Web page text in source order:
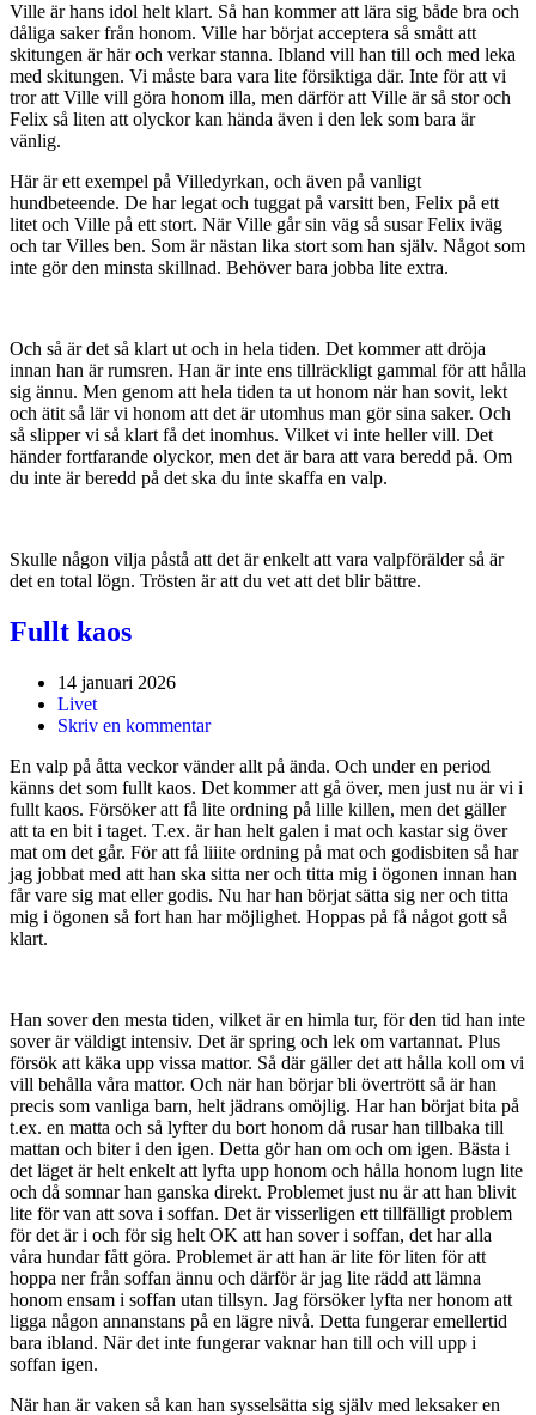
Ville är hans idol helt klart. Så han kommer att lära sig både bra och
dåliga saker från honom. Ville har börjat acceptera så smått att
skitungen är här och verkar stanna. Ibland vill han till och med leka
med skitungen. Vi måste bara vara lite försiktiga där. Inte för att vi
tror att Ville vill göra honom illa, men därför att Ville är så stor och
Felix så liten att olyckor kan hända även i den lek som bara är
vänlig.
Här är ett exempel på Villedyrkan, och även på vanligt
hundbeteende. De har legat och tuggat på varsitt ben, Felix på ett
litet och Ville på ett stort. När Ville går sin väg så susar Felix iväg
och tar Villes ben. Som är nästan lika stort som han själv. Något som
inte gör den minsta skillnad. Behöver bara jobba lite extra.
Och så är det så klart ut och in hela tiden. Det kommer att dröja
innan han är rumsren. Han är inte ens tillräckligt gammal för att hålla
sig ännu. Men genom att hela tiden ta ut honom när han sovit, lekt
och ätit så lär vi honom att det är utomhus man gör sina saker. Och
så slipper vi så klart få det inomhus. Vilket vi inte heller vill. Det
händer fortfarande olyckor, men det är bara att vara beredd på. Om
du inte är beredd på det ska du inte skaffa en valp.
Skulle någon vilja påstå att det är enkelt att vara valpförälder så är
det en total lögn. Trösten är att du vet att det blir bättre.
Fullt kaos
14 januari 2026
Livet
Skriv en kommentar
En valp på åtta veckor vänder allt på ända. Och under en period
känns det som fullt kaos. Det kommer att gå över, men just nu är vi i
fullt kaos. Försöker att få lite ordning på lille killen, men det gäller
att ta en bit i taget. T.ex. är han helt galen i mat och kastar sig över
mat om det går. För att få liiite ordning på mat och godisbiten så har
jag jobbat med att han ska sitta ner och titta mig i ögonen innan han
får vare sig mat eller godis. Nu har han börjat sätta sig ner och titta
mig i ögonen så fort han har möjlighet. Hoppas på få något gott så
klart.
Han sover den mesta tiden, vilket är en himla tur, för den tid han inte
sover är väldigt intensiv. Det är spring och lek om vartannat. Plus
försök att käka upp vissa mattor. Så där gäller det att hålla koll om vi
vill behålla våra mattor. Och när han börjar bli övertrött så är han
precis som vanliga barn, helt jädrans omöjlig. Har han börjat bita på
t.ex. en matta och så lyfter du bort honom då rusar han tillbaka till
mattan och biter i den igen. Detta gör han om och om igen. Bästa i
det läget är helt enkelt att lyfta upp honom och hålla honom lugn lite
och då somnar han ganska direkt. Problemet just nu är att han blivit
lite för van att sova i soffan. Det är visserligen ett tillfälligt problem
för det är i och för sig helt OK att han sover i soffan, det har alla
våra hundar fått göra. Problemet är att han är lite för liten för att
hoppa ner från soffan ännu och därför är jag lite rädd att lämna
honom ensam i soffan utan tillsyn. Jag försöker lyfta ner honom att
ligga någon annanstans på en lägre nivå. Detta fungerar emellertid
bara ibland. När det inte fungerar vaknar han till och vill upp i
soffan igen.
När han är vaken så kan han sysselsätta sig själv med leksaker en